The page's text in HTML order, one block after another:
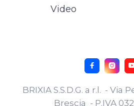
Video
BRIXIA S.S.D.G. a r.l. - Via
Brescia - P.IVA
 